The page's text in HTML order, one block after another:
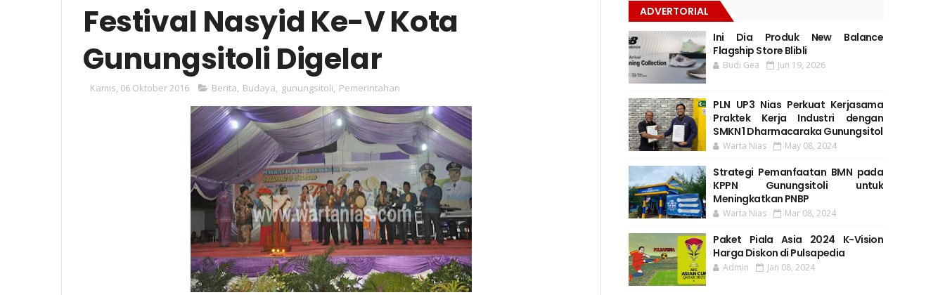
Festival Nasyid Ke-V Kota
Gunungsitoli Digelar
Kamis, 06 Oktober 2016 Berita Budaya gunungsitoli Pemerintahan
ADVERTORIAL
Ini Dia Produk New Balance
Flagship Store Blibli
Budi Gea Jun 19, 2026
PLN UP3 Nias Perkuat Kerjasama
Praktek Kerja Industri dengan
SMKN 1 Dharmacaraka Gunungsitol
Warta Nias May 08, 2024
Strategi Pemanfaatan BMN pada
KPPN Gunungsitoli untuk
Meningkatkan PNBP
Warta Nias Mar 08, 2024
Paket Piala Asia 2024 K-Vision
Harga Diskon di Pulsapedia
Admin Jan 08, 2024